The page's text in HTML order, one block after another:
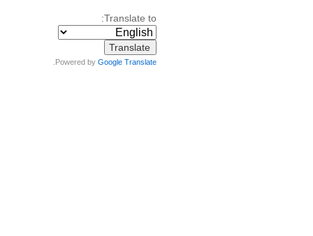
Translate to:
Powered byGoogle Translate